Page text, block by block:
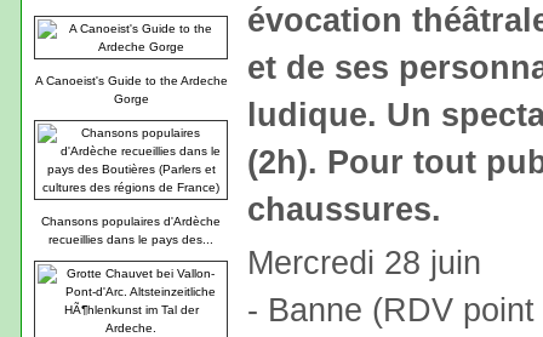
A Canoeist's Guide to the Ardeche
Gorge
Chansons populaires d'Ardèche
recueillies dans le pays des...
évocation
et de ses
ludique. Un
(2h). Pour tout
chaussures.
Mercredi 28 juin
- Banne (RDV